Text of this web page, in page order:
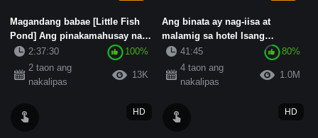
Magandang babae [Little Fish
Pond] Ang pinakamahusay na
bagong dating noong 2004, ...
2:37:30
100%
2 taon ang
nakalipas
13K
Ang binata ay nag-iisa at
malamig sa hotel Isang
magandang binibini ang
dumating s...
41:45
80%
4 taon ang
nakalipas
1.0M
HD HD